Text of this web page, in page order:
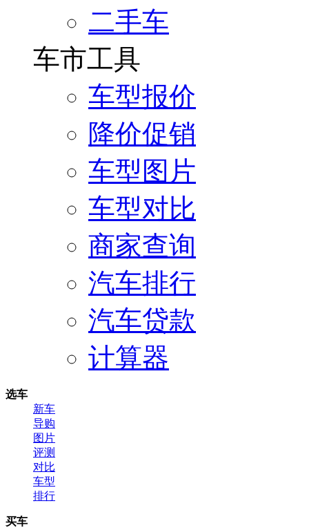
二手车
车市工具
车型报价
降价促销
车型图片
车型对比
商家查询
汽车排行
汽车贷款
计算器
选车
新车
导购
图片
评测
对比
车型
排行
买车